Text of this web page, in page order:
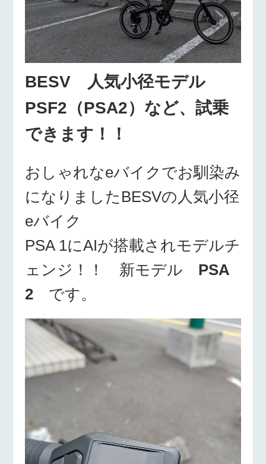
BESV 人気小径モデル
PSF2（PSA2）など、試乗
できます！！
おしゃれなeバイクでお馴染み
になりましたBESVの人気小径
eバイク
PSA 1にAIが搭載されモデルチ
ェンジ！！ 新モデル PSA
2 です。